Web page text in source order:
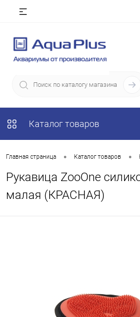
Каталог товаров
Главная страница • Каталог товаров •
Рукавица ZooOne
малая (КРАСНАЯ)